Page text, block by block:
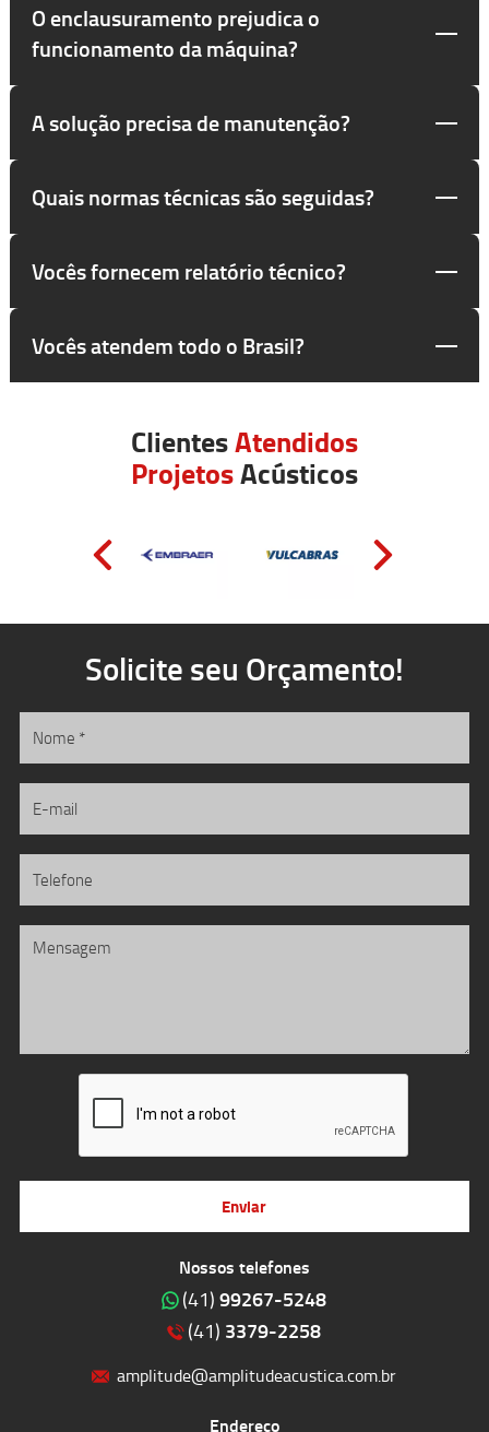
O enclausuramento prejudica o
funcionamento da máquina?
A solução precisa de manutenção?
Quais normas técnicas são seguidas?
Vocês fornecem relatório técnico?
Vocês atendem todo o Brasil?
ClientesAtendidos
ProjetosAcústicos
Nossos telefones
(41) 99267-5248
(41) 3379-2258
amplitude@amplitudeacustica.com.br
Endereço
Solicite seu Orçamento!
Enviar